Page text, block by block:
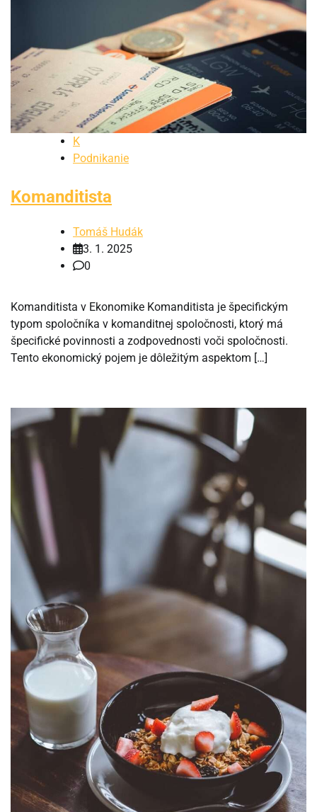
K
Podnikanie
Komanditista
Tomáš Hudák
3. 1. 2025
0
Komanditista v Ekonomike Komanditista je špecifickým
typom spoločníka v komanditnej spoločnosti, ktorý má
špecifické povinnosti a zodpovednosti voči spoločnosti.
Tento ekonomický pojem je dôležitým aspektom […]